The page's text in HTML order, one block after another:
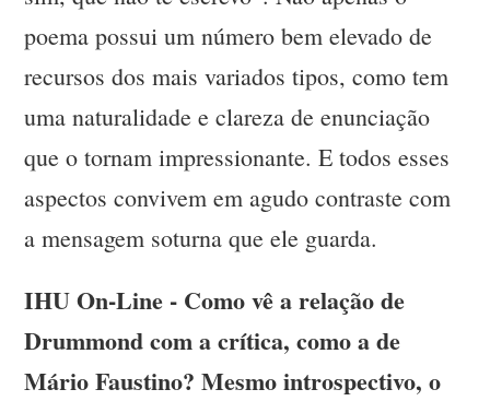
poema possui um número bem elevado de
recursos dos mais variados tipos, como tem
uma naturalidade e clareza de enunciação
que o tornam impressionante. E todos esses
aspectos convivem em agudo contraste com
a mensagem soturna que ele guarda.
IHU On-Line - Como vê a relação de
Drummond com a crítica, como a de
Mário Faustino? Mesmo introspectivo, o